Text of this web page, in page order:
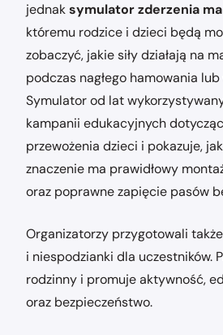
jednaksymulator zderzenia
któremu rodzice i dzieci będą
zobaczyć, jakie siły działają na
podczas nagłego hamowania
Symulator od lat
kampanii edukacyjnych
przewożenia dzieci i pokazuje,
znaczenie ma prawidłowy
oraz poprawne zapięcie pasów
Organizatorzy przygotowali
i niespodzianki dla uczestników.
rodzinny i promuje aktywność,
oraz bezpieczeństwo.